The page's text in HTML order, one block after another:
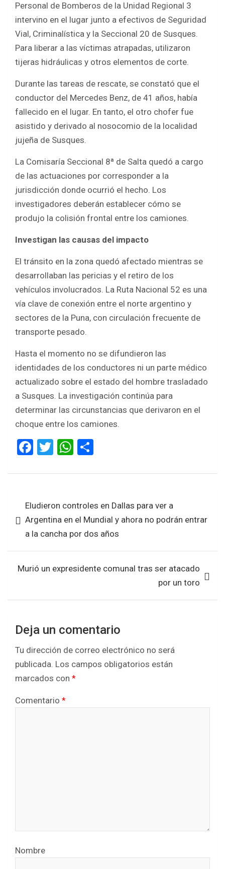
Personal de Bomberos de la Unidad Regional 3
intervino en el lugar junto a efectivos de Seguridad
Vial, Criminalística y la Seccional 20 de Susques.
Para liberar a las víctimas atrapadas, utilizaron
tijeras hidráulicas y otros elementos de corte.
Durante las tareas de rescate, se constató que el
conductor del Mercedes Benz, de 41 años, había
fallecido en el lugar. En tanto, el otro chofer fue
asistido y derivado al nosocomio de la localidad
jujeña de Susques.
La Comisaría Seccional 8ª de Salta quedó a cargo
de las actuaciones por corresponder a la
jurisdicción donde ocurrió el hecho. Los
investigadores deberán establecer cómo se
produjo la colisión frontal entre los camiones.
Investigan las causas del impacto
El tránsito en la zona quedó afectado mientras se
desarrollaban las pericias y el retiro de los
vehículos involucrados. La Ruta Nacional 52 es una
vía clave de conexión entre el norte argentino y
sectores de la Puna, con circulación frecuente de
transporte pesado.
Hasta el momento no se difundieron las
identidades de los conductores ni un parte médico
actualizado sobre el estado del hombre trasladado
a Susques. La investigación continúa para
determinar las circunstancias que derivaron en el
choque entre los camiones.
F
ce
o
o
T
tt
W
at
A
p
ar
entradas
Eludieron controles en Dallas para ver a
Argentina en el Mundial y ahora no podrán entrar
a la cancha por dos años
Murió un expresidente comunal tras ser atacado
por un toro
Deja un comentario
Tu dirección de correo electrónico no será
publicada. Los campos obligatorios están
marcados con *
Comentario *
Nombre